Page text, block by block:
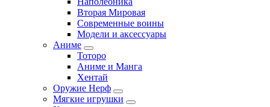
Вторая Мировая
Современные воины
Модели и аксессуары
Аниме
Тоторо
Аниме и Манга
Хентай
Оружие Нерф
Мягкие игрушки